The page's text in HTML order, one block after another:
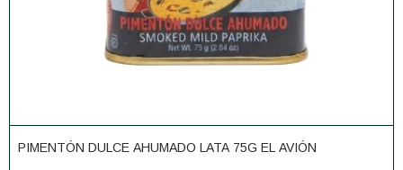
PIMENTÓN DULCE AHUMADO LATA 75G EL AVIÓN